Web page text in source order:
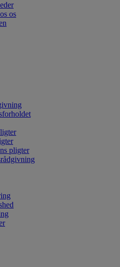
os
pligter